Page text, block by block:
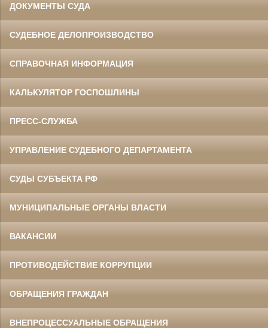
ДОКУМЕНТЫ СУДА
СУДЕБНОЕ ДЕЛОПРОИЗВОДСТВО
СПРАВОЧНАЯ ИНФОРМАЦИЯ
КАЛЬКУЛЯТОР ГОСПОШЛИНЫ
ПРЕСС-СЛУЖБА
УПРАВЛЕНИЕ СУДЕБНОГО ДЕПАРТАМЕНТА
СУДЫ СУБЪЕКТА РФ
МУНИЦИПАЛЬНЫЕ ОРГАНЫ ВЛАСТИ
ВАКАНСИИ
ПРОТИВОДЕЙСТВИЕ КОРРУПЦИИ
ОБРАЩЕНИЯ ГРАЖДАН
ВНЕПРОЦЕССУАЛЬНЫЕ ОБРАЩЕНИЯ